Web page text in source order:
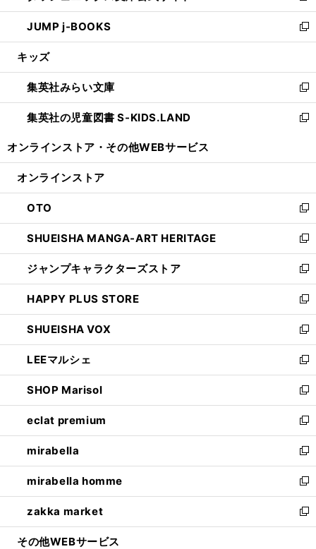
ウ
で
開
ン
ド
ウ
開
く
ウ
ィ
ン
ウ
で
開
く
し
い
ウ
ン
ド
ウ
で
JUMP j-BOOKS
新
し
ウ
ィ
ン
ド
開
キッズ
集英社みらい文庫
新
し
い
ン
ウ
で
開
く
集英社の児童図書 S-KIDS.LAND
新
ウ
ン
ド
ウ
で
開
く
オンラインストア・ その他WEBサービス
オンラインストア
OTO
新
し
い
ウ
ィ
ン
ド
ウ
で
開
く
SHUEISHA MANGA-ART HERITAGE
新
し
い
ウ
ィ
ン
ド
ウ
で
開
く
ジャンプキャラクターズストア
新
し
い
ウ
ィ
ン
ド
ウ
で
開
く
HAPPY PLUS STORE
新
し
い
ウ
ィ
ン
ド
ウ
で
開
く
SHUEISHA VOX
新
し
い
ウ
ィ
ン
ド
ウ
で
開
く
LEEマルシェ
新
し
い
ウ
ィ
ン
ド
ウ
で
開
く
SHOP Marisol
新
し
い
ウ
ィ
ン
ド
ウ
で
開
eclat premium
新
し
い
ウ
ィ
ン
ド
ウ
mirabella
新
し
い
ウ
ィ
ン
mirabella homme
新
し
い
ウ
zakka market
新
し
その他WEBサービス